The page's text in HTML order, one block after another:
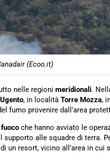
(Ecoo.it)
nelle regioni meridionali.
, in località Torre Mozza,
fumo provenire dall’area
che hanno avviato le
supporto alle squadre di terra.
un resort, vicino all’area in cui